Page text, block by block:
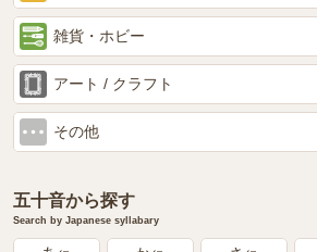
雑貨・ホビー
アート / クラフト
その他
五十音から探す
Search by Japanese syllabary